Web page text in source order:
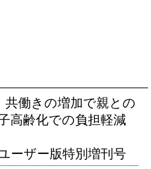
共働きの増加で親との
高齢化での負担軽減
ーザー版特別増刊号